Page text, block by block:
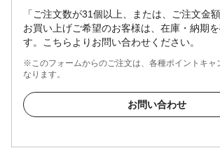
「ご注文数が31個以上、または、ご注文金
お買い上げご希望のお客様は、在庫・納期
す。こちらよりお問い合わせください。
※このフォームからのご注文は、各種ポイントキャ
なります。
お問い合わせ